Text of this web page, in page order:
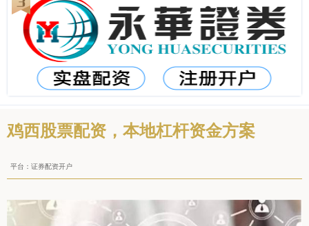
鸡西股票配资，本地杠杆资金方案
平台：证券配资开户